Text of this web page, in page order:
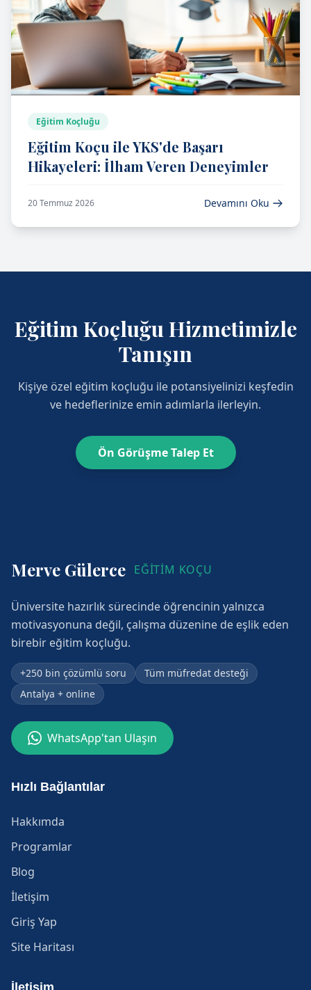
Eğitim Koçluğu
Eğitim Koçu ile YKS'de Başarı
Hikayeleri: İlham Veren Deneyimler
20 Temmuz 2026 Devamını Oku
Eğitim Koçluğu Hizmetimizle
Tanışın
Kişiye özel eğitim koçluğu ile potansiyelinizi keşfedin
ve hedeflerinize emin adımlarla ilerleyin.
Ön Görüşme Talep Et
Merve Gülerce EĞİTİM KOÇU
Üniversite hazırlık sürecinde öğrencinin yalnızca
motivasyonuna değil, çalışma düzenine de eşlik eden
birebir eğitim koçluğu.
+250 bin çözümlü soru
Tüm müfredat desteği
Antalya + online
WhatsApp'tan Ulaşın
Hızlı Bağlantılar
Hakkımda
Programlar
Blog
İletişim
Giriş Yap
Site Haritası
İletişim